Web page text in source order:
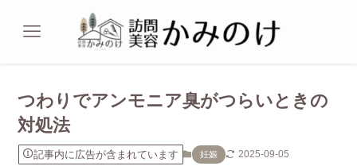
つわりでアンモニア臭がつらいときの
対処法
記事内に広告が含まれています 妊娠 2025-09-05